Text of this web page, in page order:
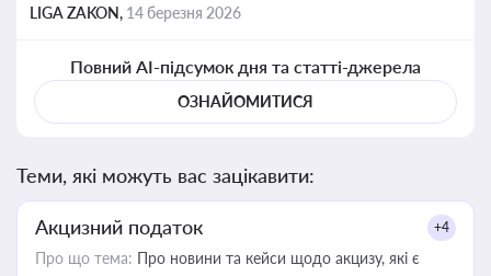
LIGA ZAKON, 14 березня 2026
Повний AI-підсумок дня та статті-джерела
ОЗНАЙОМИТИСЯ
Теми, які можуть вас зацікавити:
Акцизний податок +4
Про що тема: Про новини та кейси щодо акцизу, які є